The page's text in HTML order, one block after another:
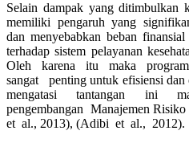
Selain dampak yang ditimbulkan
memiliki pengaruh yang
dan menyebabkan beban
terhadap sistem pelayanan
Oleh karena itu maka
sangat penting untuk efisiensi dan
mengatasi tantangan ini
pengembangan Manajemen
et al., 2013), (Adibi et al., 2012).